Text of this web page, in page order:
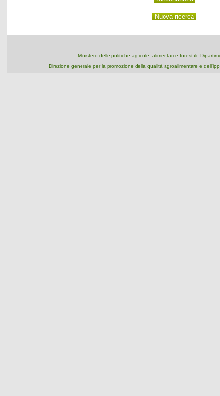
Ministero delle politiche agricole, alimentari e forestali,
Direzione generale per la promozione della qualità agroalimentare e